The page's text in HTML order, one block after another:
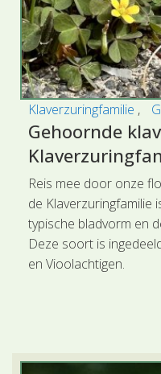
Klaverzuringfamilie
Gehoornde
Reis mee door onze
de Klaverzuringfamilie
typische bladvorm en
Deze soort is
en Vioolachtigen.